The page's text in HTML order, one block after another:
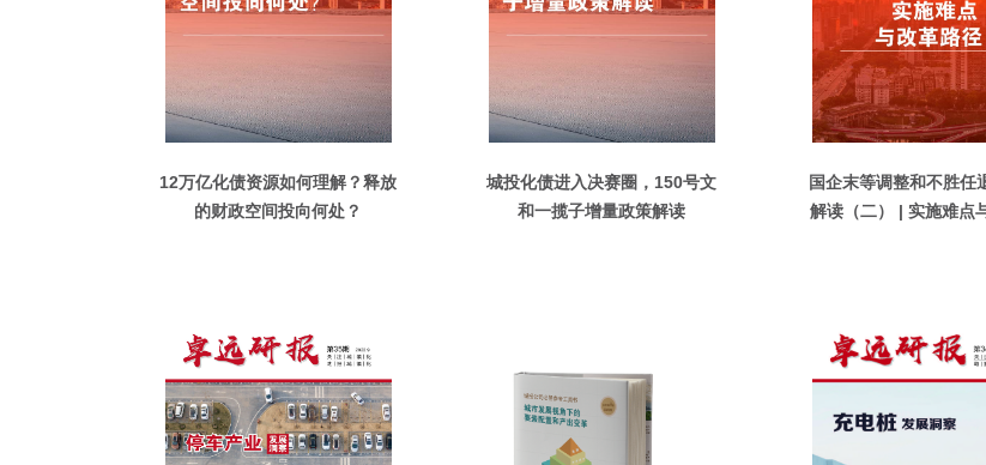
12万亿化债资源如何理解？释放
的财政空间投向何处？
城投化债进入决赛圈，150号文
和一揽子增量政策解读
国企末等调整和不胜任
解读（二） | 实施难点